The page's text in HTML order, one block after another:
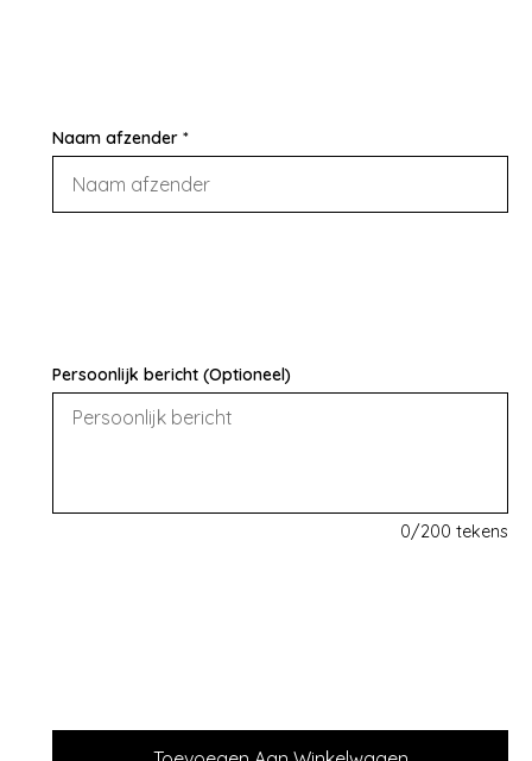
Naam afzender *
Persoonlijk bericht (Optioneel)
0/200 tekens